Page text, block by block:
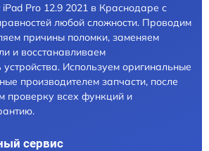
Pro 12.9 2021 в Краснодаре с
любой сложности. Проводим
причины поломки, заменяем
и восстанавливаем
устройства. Используем оригинальные
производителем запчасти, после
проверку всех функций и
сервис